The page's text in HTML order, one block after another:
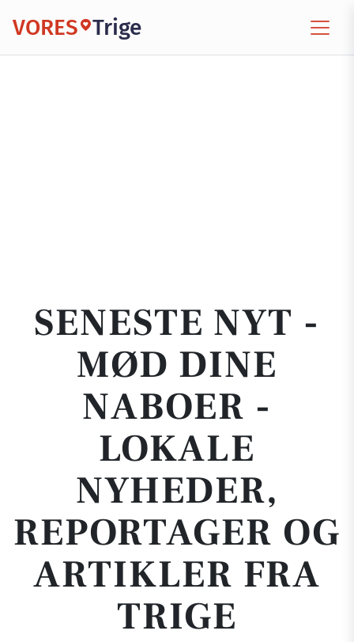
VORES Trige
SENESTE NYT -
MØD DINE
NABOER -
LOKALE
NYHEDER,
REPORTAGER OG
ARTIKLER FRA
TRIGE